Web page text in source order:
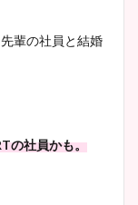
輩の社員と結婚
の社員かも。